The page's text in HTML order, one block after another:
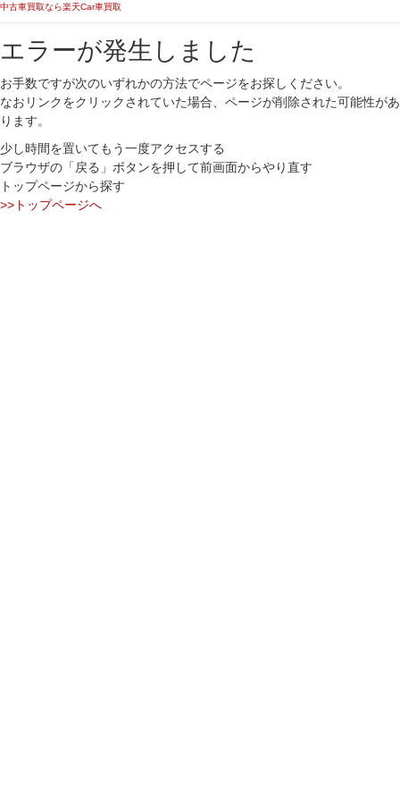
中古車買取なら楽天Car車買取
エラーが発生しました
お手数ですが次のいずれかの方法でページをお探しください。
なおリンクをクリックされていた場合、ページが削除された可能性があ
ります。
少し時間を置いてもう一度アクセスする
ブラウザの「戻る」ボタンを押して前画面からやり直す
トップページから探す
>>トップページへ